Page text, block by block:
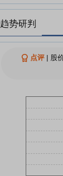
07-17
健尔
趋势研判
点评| 股